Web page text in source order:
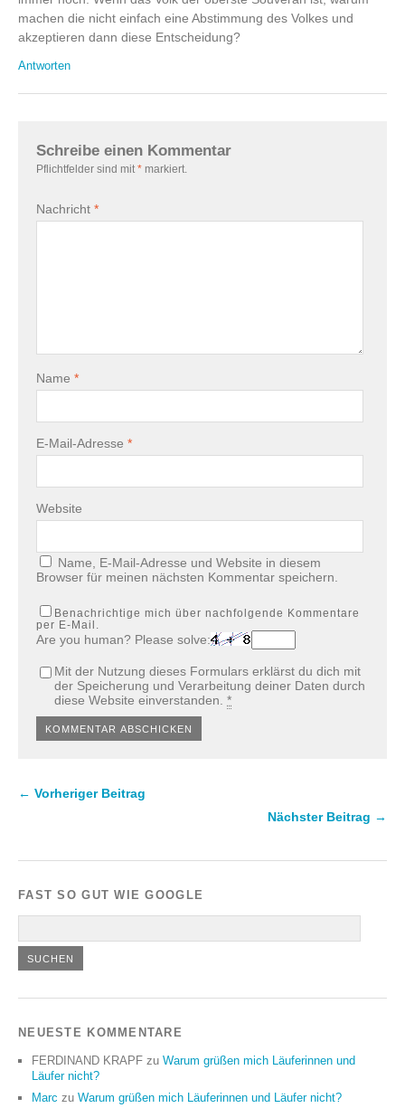
machen die nicht einfach eine Abstimmung des Volkes und
akzeptieren dann diese Entscheidung?
Antworten
Schreibe einen Kommentar
Pflichtfelder sind mit * markiert.
Nachricht *
Name *
E-Mail-Adresse *
Website
Name, E-Mail-Adresse und Website in diesem
Browser für meinen nächsten Kommentar speichern.
Benachrichtige mich über nachfolgende Kommentare
per E-Mail.
Are you human? Please solve:
Mit der Nutzung dieses Formulars erklärst du dich mit
der Speicherung und Verarbeitung deiner Daten durch
diese Website einverstanden. *
← Vorheriger Beitrag
Nächster Beitrag →
FAST SO GUT WIE GOOGLE
NEUESTE KOMMENTARE
FERDINAND KRAPF zu Warum grüßen mich Läuferinnen und
Läufer nicht?
Marc zu Warum grüßen mich Läuferinnen und Läufer nicht?